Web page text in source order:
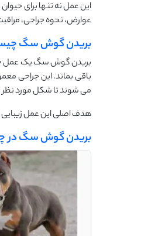
این عمل نه تنها برای
عوارض، نحوه جراحی،
بریدن گوش سگ
بریدن گوش سگ یک عمل
می شوند تا شکل مورد
هدف اصلی این عمل زیبایی
بریدن گوش سگ در